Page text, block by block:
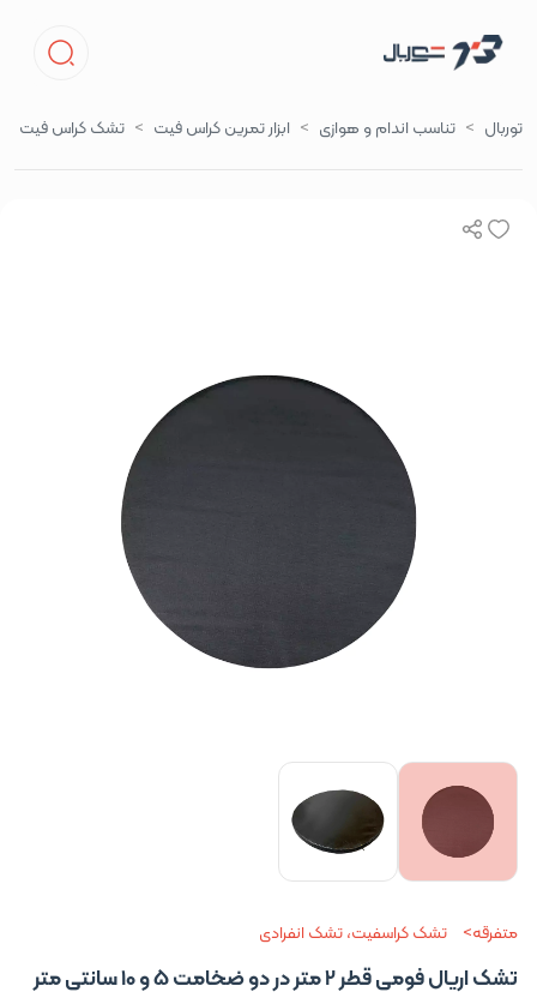
توربال تناسب اندام و هوازی ابزار تمرین کراس فیت تشک کراس فیت
متفرقه تشک کراسفیت، تشک انفرادی
تشک اریال فومی قطر 2 متر در دو ضخامت 5 و 10 سانتی متر